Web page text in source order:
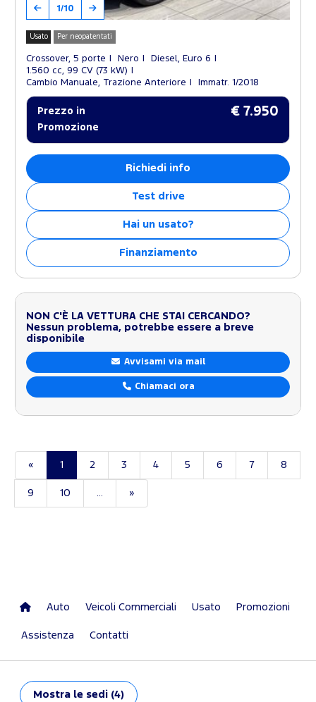
1/10
Usato Per neopatentati
Crossover, 5 porte Nero
Diesel, Euro 6
1.560 cc, 99 CV (73 kW)
Cambio Manuale, Trazione Anteriore
Immatr. 1/2018
Prezzo in
Promozione
€ 7.950
Richiedi info
Test drive
Hai un usato?
Finanziamento
NON C'È LA VETTURA CHE STAI CERCANDO?
Nessun problema, potrebbe essere a breve
disponibile
Avvisami via mail
Chiamaci ora
« 1 2 3 4 5 6 7 8
9 10 »
Auto Veicoli Commerciali Usato Promozioni
Assistenza Contatti
Mostra le sedi (4)